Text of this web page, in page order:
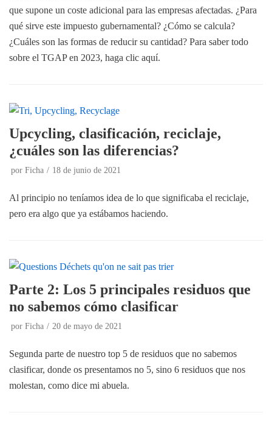
que supone un coste adicional para las empresas afectadas. ¿Para
qué sirve este impuesto gubernamental? ¿Cómo se calcula?
¿Cuáles son las formas de reducir su cantidad? Para saber todo
sobre el TGAP en 2023, haga clic aquí.
Upcycling, clasificación, reciclaje,
¿cuáles son las diferencias?
por Ficha 18 de junio de 2021
Al principio no teníamos idea de lo que significaba el reciclaje,
pero era algo que ya estábamos haciendo.
Parte 2: Los 5 principales residuos que
no sabemos cómo clasificar
por Ficha 20 de mayo de 2021
Segunda parte de nuestro top 5 de residuos que no sabemos
clasificar, donde os presentamos no 5, sino 6 residuos que nos
molestan, como dice mi abuela.